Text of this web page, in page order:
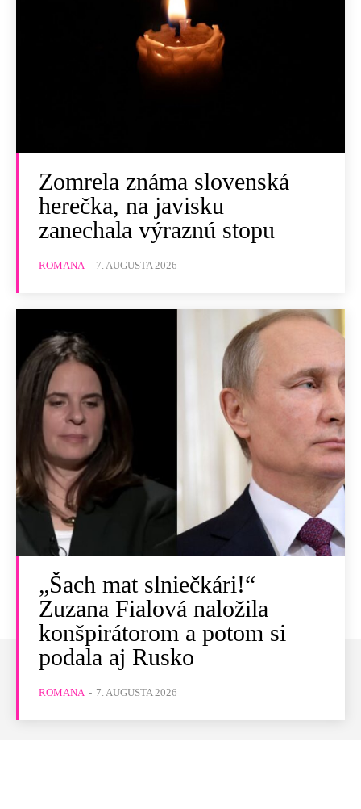
Zomrela známa slovenská
herečka, na javisku
zanechala výraznú stopu
ROMANA - 7. AUGUSTA 2026
„Šach mat slniečkári!“
Zuzana Fialová naložila
konšpirátorom a potom si
podala aj Rusko
ROMANA - 7. AUGUSTA 2026